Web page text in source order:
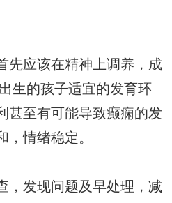
先应该在精神上调养， 成
生的孩子适宜的发育环
甚至有可能导致癫痫的发
，情绪稳定。
，发现问题及早处理，减